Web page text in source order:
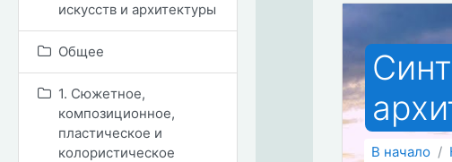
В начало
искусств и архитектуры
Общее
1. Сюжетное,
композиционное,
пластическое и
колористическое